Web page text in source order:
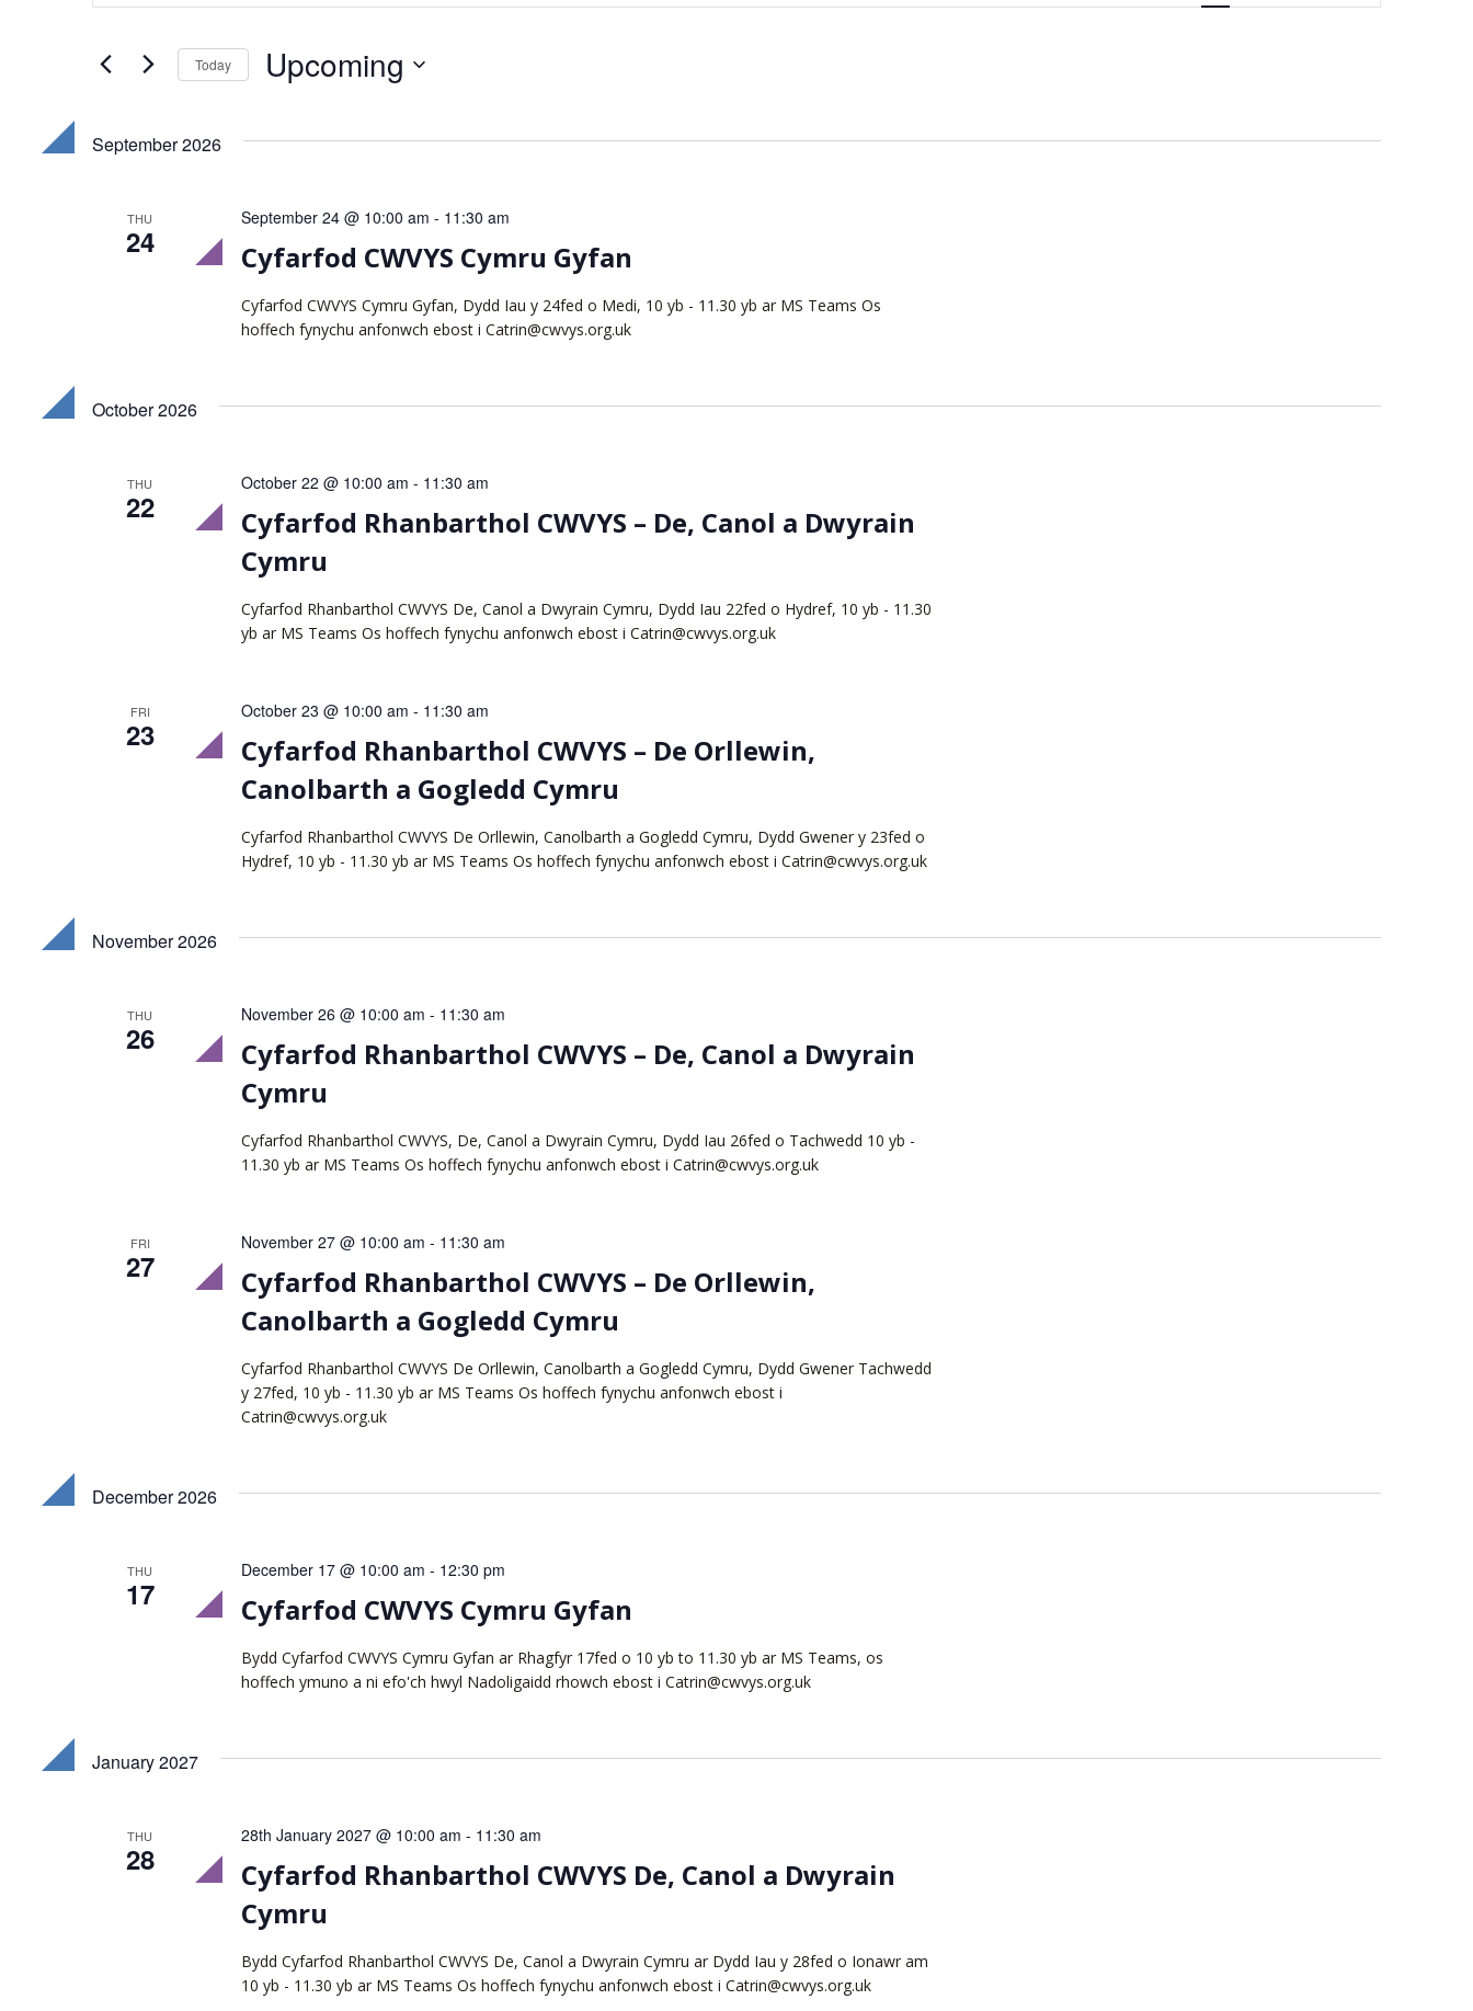
Search
and
Navigation
Events
Today Upcoming
September 2026
THU
24 Cyfarfod CWVYS Cymru Gyfan
September 24 @ 10:00 am - 11:30 am
Cyfarfod CWVYS Cymru Gyfan, Dydd Iau y 24fed o Medi, 10 yb - 11.30 yb ar MS Teams Os
hoffech fynychu anfonwch ebost i Catrin@cwvys.org.uk
October 2026
THU
22
Cyfarfod Rhanbarthol CWVYS – De, Canol a Dwyrain
Cymru
October 22 @ 10:00 am - 11:30 am
Cyfarfod Rhanbarthol CWVYS De, Canol a Dwyrain Cymru, Dydd Iau 22fed o Hydref, 10 yb - 11.30
yb ar MS Teams Os hoffech fynychu anfonwch ebost i Catrin@cwvys.org.uk
FRI
23
Cyfarfod Rhanbarthol CWVYS – De Orllewin,
Canolbarth a Gogledd Cymru
October 23 @ 10:00 am - 11:30 am
Cyfarfod Rhanbarthol CWVYS De Orllewin, Canolbarth a Gogledd Cymru, Dydd Gwener y 23fed o
Hydref, 10 yb - 11.30 yb ar MS Teams Os hoffech fynychu anfonwch ebost i Catrin@cwvys.org.uk
November 2026
THU
26
Cyfarfod Rhanbarthol CWVYS – De, Canol a Dwyrain
Cymru
November 26 @ 10:00 am - 11:30 am
Cyfarfod Rhanbarthol CWVYS, De, Canol a Dwyrain Cymru, Dydd Iau 26fed o Tachwedd 10 yb -
11.30 yb ar MS Teams Os hoffech fynychu anfonwch ebost i Catrin@cwvys.org.uk
FRI
27
Cyfarfod Rhanbarthol CWVYS – De Orllewin,
Canolbarth a Gogledd Cymru
November 27 @ 10:00 am - 11:30 am
Cyfarfod Rhanbarthol CWVYS De Orllewin, Canolbarth a Gogledd Cymru, Dydd Gwener Tachwedd
y 27fed, 10 yb - 11.30 yb ar MS Teams Os hoffech fynychu anfonwch ebost i
Catrin@cwvys.org.uk
December 2026
THU
17 Cyfarfod CWVYS Cymru Gyfan
December 17 @ 10:00 am - 12:30 pm
Bydd Cyfarfod CWVYS Cymru Gyfan ar Rhagfyr 17fed o 10 yb to 11.30 yb ar MS Teams, os
hoffech ymuno a ni efo'ch hwyl Nadoligaidd rhowch ebost i Catrin@cwvys.org.uk
January 2027
THU
28
Cyfarfod Rhanbarthol CWVYS De, Canol a Dwyrain
Cymru
28th January 2027 @ 10:00 am - 11:30 am
Bydd Cyfarfod Rhanbarthol CWVYS De, Canol a Dwyrain Cymru ar Dydd Iau y 28fed o Ionawr am
10 yb - 11.30 yb ar MS Teams Os hoffech fynychu anfonwch ebost i Catrin@cwvys.org.uk